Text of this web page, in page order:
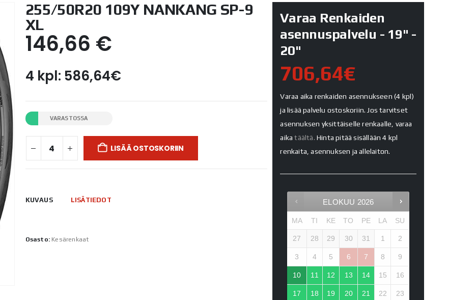
255/50R20 109Y NANKANG SP-9
XL
146,66 €
4 kpl: 586,64€
VARASTOSSA
LISÄÄ OSTOSKORIIN
KUVAUS LISÄTIEDOT
Osasto: Kesärenkaat
Varaa Renkaiden
asennuspalvelu - 19" -
20"
706,64€
Varaa aika renkaiden asennukseen (4 kpl)
ja lisää palvelu ostoskoriin. Jos tarvitset
asennuksen yksittäiselle renkaalle, varaa
aikatäältä. Hinta pitää sisällään 4 kpl
renkaita, asennuksen ja allelaiton.
ELOKUU 2026
MA TI KE TO PE LA SU
27 28 29 30 31 1 2
3 4 5 6 7 8 9
10 11 12 13 14 15 16
17 18 19 20 21 22 23